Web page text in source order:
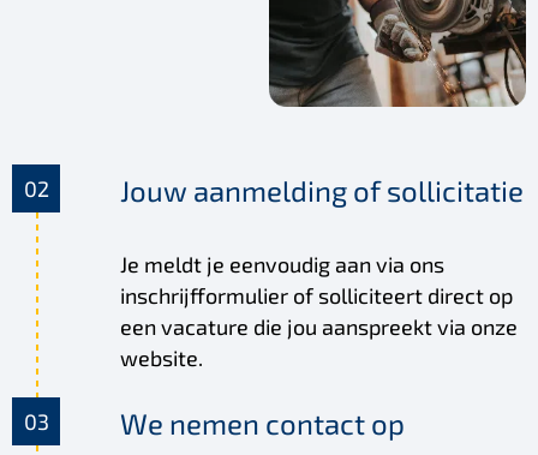
Jouw aanmelding of sollicitatie
Je meldt je eenvoudig aan via ons
inschrijfformulier of solliciteert direct op
een vacature die jou aanspreekt via onze
website.
We nemen contact op